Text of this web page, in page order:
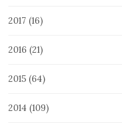
2017 (16)
2016 (21)
2015 (64)
2014 (109)